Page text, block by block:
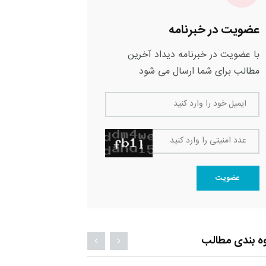
عضویت در خبرنامه
با عضویت در خبرنامه دیداد آخرین
مطالب برای شما ارسال می شود
ایمیل خود را وارد کنید
عدد امنیتی را وارد کنید
عضویت
بندی مطالب